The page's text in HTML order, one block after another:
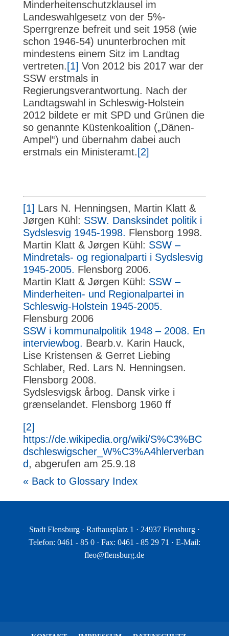
Minderheitenschutzklausel im
Landeswahlgesetz von der 5%-
Sperrgrenze befreit und seit 1958 (wie
schon 1946-54) ununterbrochen mit
mindestens einem Sitz im Landtag
vertreten. [1] Von 2012 bis 2017 war der
SSW erstmals in
Regierungsverantwortung. Nach der
Landtagswahl in Schleswig-Holstein
2012 bildete er mit SPD und Grünen die
so genannte Küstenkoalition („Dänen-
Ampel“) und übernahm dabei auch
erstmals ein Ministeramt. [2]
[1] Lars N. Henningsen, Martin Klatt &
Jørgen Kühl: SSW. Dansksindet politik i
Sydslesvig 1945-1998. Flensborg 1998.
Martin Klatt & Jørgen Kühl: SSW –
Mindretals- og regionalparti i Sydslesvig
1945-2005. Flensborg 2006.
Martin Klatt & Jørgen Kühl: SSW –
Minderheiten- und Regionalpartei in
Schleswig-Holstein 1945-2005.
Flensburg 2006
SSW i kommunalpolitik 1948 – 2008. En
interviewbog. Bearb.v. Karin Hauck,
Lise Kristensen & Gerret Liebing
Schlaber, Red. Lars N. Henningsen.
Flensborg 2008.
Sydslesvigsk årbog. Dansk virke i
grænselandet. Flensborg 1960 ff
[2]
https://de.wikipedia.org/wiki/S%C3%BC
dschleswigscher_W%C3%A4hlerverban
d, abgerufen am 25.9.18
« Back to Glossary Index
Stadt Flensburg · Rathausplatz 1 · 24937 Flensburg ·
Telefon: 0461 - 85 0 · Fax: 0461 - 85 29 71 · E-Mail:
fleo@flensburg.de